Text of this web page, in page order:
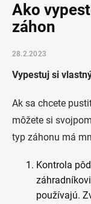
Ako
záhon
28.2.2023
Vypestuj si
Ak sa chcete
môžete si
typ záhonu má
Kontrola
používajú.